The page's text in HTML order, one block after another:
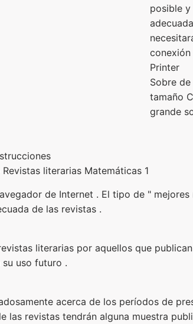
posible
conexión
Printer
Sobre
tamaño
grande
literarias Matemáticas 1
de Internet . El tipo de "
de las revistas .
literarias por aquellos que
uso futuro .
acerca de los períodos de
las revistas tendrán alguna muestra